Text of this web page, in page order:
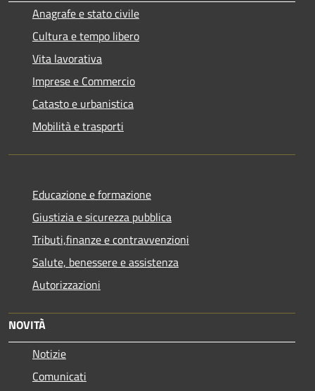
Anagrafe e stato civile
Cultura e tempo libero
Vita lavorativa
Imprese e Commercio
Catasto e urbanistica
Mobilità e trasporti
Educazione e formazione
Giustizia e sicurezza pubblica
Tributi,finanze e contravvenzioni
Salute, benessere e assistenza
Autorizzazioni
NOVITÀ
Notizie
Comunicati